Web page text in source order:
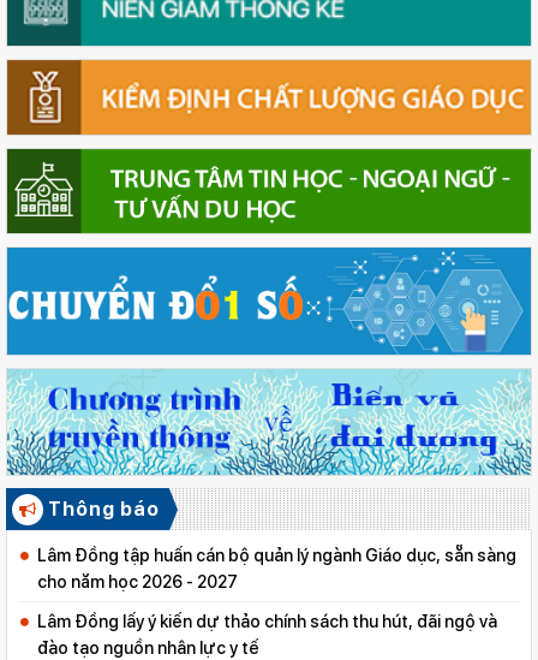
Thông báo
Lâm Đồng tập huấn cán bộ quản lý ngành Giáo dục, sẵn sàng
cho năm học 2026 - 2027
Lâm Đồng lấy ý kiến dự thảo chính sách thu hút, đãi ngộ và
đào tạo nguồn nhân lực y tế